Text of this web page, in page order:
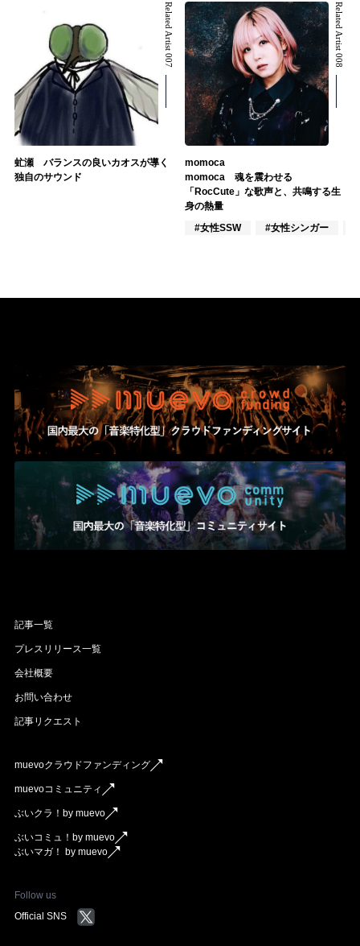
Related Artist 007
虻瀬 バランスの良いカオスが導く
独自のサウンド
Related Artist 008
momoca
momoca 魂を震わせる
「RocCute」な歌声と、共鳴する生
身の熱量
#女性SSW
#女性シンガー
記事一覧
プレスリリース一覧
会社概要
お問い合わせ
記事リクエスト
muevoクラウドファンディング
muevoコミュニティ
ぶいクラ！by muevo
ぶいコミュ！by muevo
ぶいマガ！ by muevo
Follow us
Official SNS